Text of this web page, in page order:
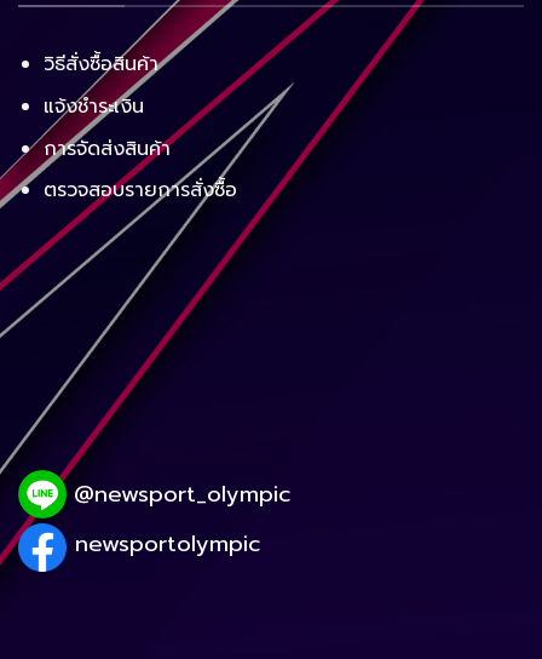
วิธีสั่งซื้อสินค้า
แจ้งชำระเงิน
การจัดส่งสินค้า
ตรวจสอบรายการสั่งซื้อ
@newsport_olympic
newsportolympic